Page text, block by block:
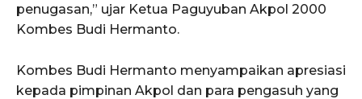
penugasan,” ujar Ketua Paguyuban Akpol 2000
Kombes Budi Hermanto.
Kombes Budi Hermanto menyampaikan apresiasi
kepada pimpinan Akpol dan para pengasuh yang